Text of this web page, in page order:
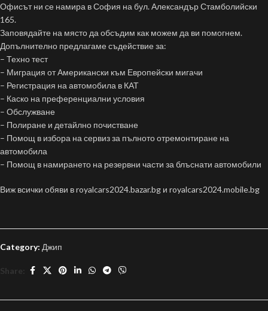
Офисът ни се намира в София на бул. Александър Стамболийски
165.
Заповядайте на място да обсъдим как можем да ви помогнем.
Допълнително предлагаме съдействие за:
– Техно тест
– Миграция от Американски към Европейски мигачи
– Регистрация на автомобила в КАТ
– Каско на преференциални условия
– Обслужване
– Полиране и детайлно почистване
– Помощ в избора на сервиз за пълното отремонтиране на
автомобила
– Помощ в намирането на резервни части за блъснати автомобили
Виж всички обяви в royalcars2024.bazar.bg и royalcars2024.mobile.bg
Category: Джип
Share: